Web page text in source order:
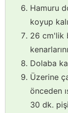
Hamuru
koyup
26 cm'lik
Dolaba
Üzerine
önceden
30 dk.